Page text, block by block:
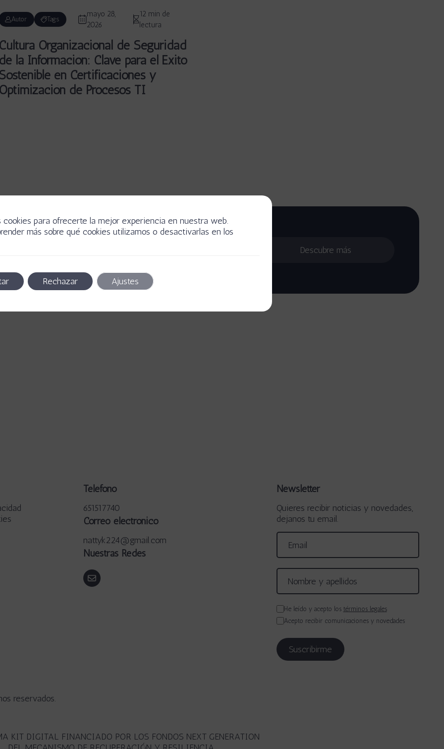
Autor Tags
mayo 28,
2026
12 min de
lectura
Cultura Organizacional de Seguridad
de la Información: Clave para el Éxito
Sostenible en Certificaciones y
Optimización de Procesos TI
Con más de 10 años en tecnología, Natalia Hernández
Descubre más
Teléfono
651517740
Correo electrónico
nattyk224@gmail.com
Nuestras Redes
Newsletter
Quieres recibir noticias y novedades,
dejanos tu email.
He leído y acepto los términos legales
Acepto recibir comunicaciones y novedades
reservados.
KIT DIGITAL FINANCIADO POR LOS FONDOS NEXT GENERATION
cookies para ofrecerte la mejor experiencia en nuestra web.
más sobre qué cookies utilizamos o desactivarlas en los
Rechazar Ajustes